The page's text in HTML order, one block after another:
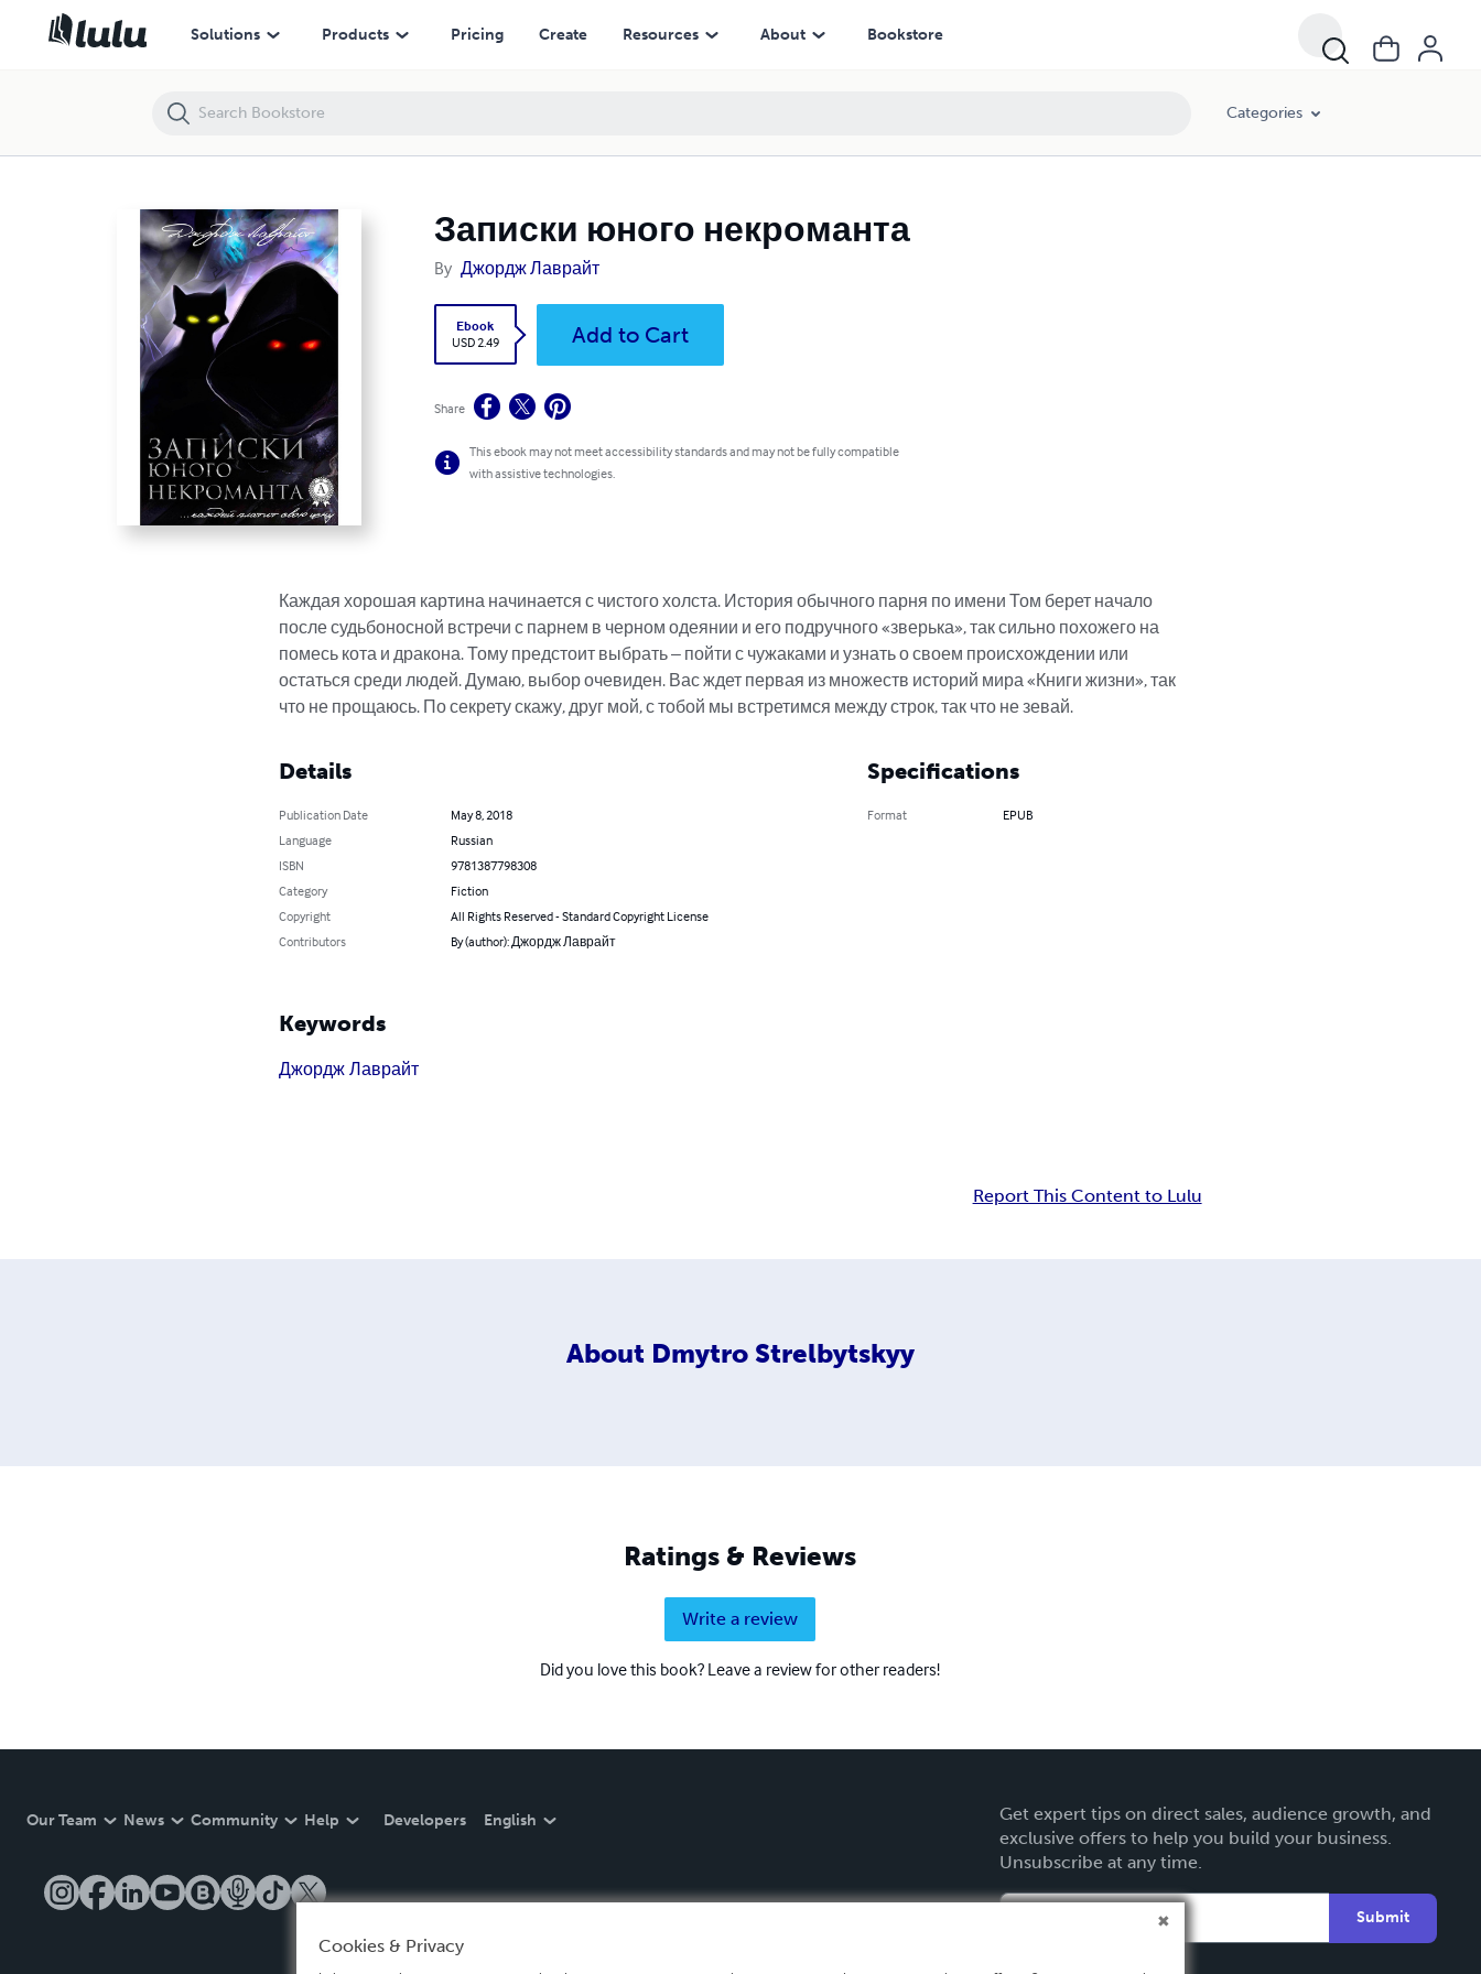
Solutions Products Pricing Create Resources About Bookstore
Categories
Записки юного некроманта
By Джордж Лаврайт
Ebook
USD 2.49
Add to Cart
Share
This ebook may not meet accessibility standards and may not be fully compatible
with assistive technologies.
Каждая хорошая картина начинается с чистого холста. История обычного парня по имени Том берет начало
после судьбоносной встречи с парнем в черном одеянии и его подручного «зверька», так сильно похожего на
помесь кота и дракона. Тому предстоит выбрать – пойти с чужаками и узнать о своем происхождении или
остаться среди людей. Думаю, выбор очевиден. Вас ждет первая из множеств историй мира «Книги жизни», так
что не прощаюсь. По секрету скажу, друг мой, с тобой мы встретимся между строк, так что не зевай.
Details
Publication Date
May 8, 2018
Language
Russian
ISBN
9781387798308
Category
Fiction
Copyright
All Rights Reserved - Standard Copyright License
Contributors
By (author): Джордж Лаврайт
Specifications
Format EPUB
Keywords
Джордж Лаврайт
Report This Content to Lulu
About Dmytro Strelbytskyy
Ratings & Reviews
Write a review
Did you love this book? Leave a review for other readers!
Our Team News Community Help Developers English
Get expert tips on direct sales, audience growth, and
exclusive offers to help you build your business.
Unsubscribe at any time.
Submit
Записки юного некроманта
Cookies & Privacy